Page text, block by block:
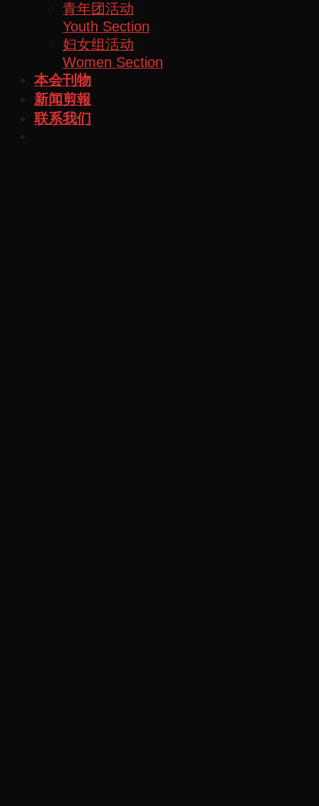
青年团活动
Youth Section
妇女组活动
Women Section
本会刊物
新闻剪報
联系我们